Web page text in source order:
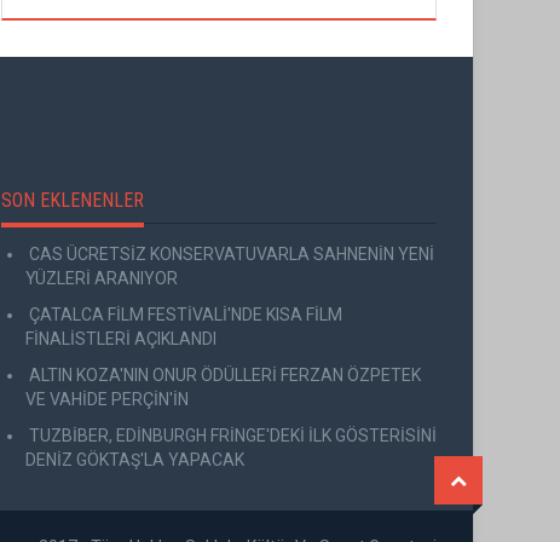
SON EKLENENLER
CAS ÜCRETSİZ KONSERVATUVARLA SAHNENİN YENİ
YÜZLERİ ARANIYOR
ÇATALCA FİLM FESTİVALİ'NDE KISA FİLM
FİNALİSTLERİ AÇIKLANDI
ALTIN KOZA'NIN ONUR ÖDÜLLERİ FERZAN ÖZPETEK
VE VAHİDE PERÇİN'İN
TUZBİBER, EDİNBURGH FRİNGE'DEKİ İLK GÖSTERİSİNİ
DENİZ GÖKTAŞ'LA YAPACAK